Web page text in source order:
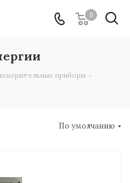
0
приборы -
По умолчанию